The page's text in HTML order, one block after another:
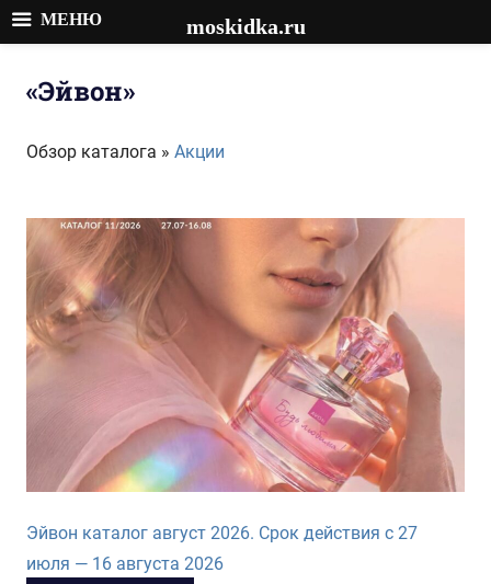
«Эйвон»
Обзор каталога » Акции
Эйвон каталог август 2026. Срок действия с 27
июля — 16 августа 2026
МЕНЮ moskidka.ru